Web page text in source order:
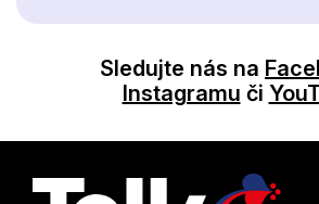
Sledujte nás na
Instagramu či